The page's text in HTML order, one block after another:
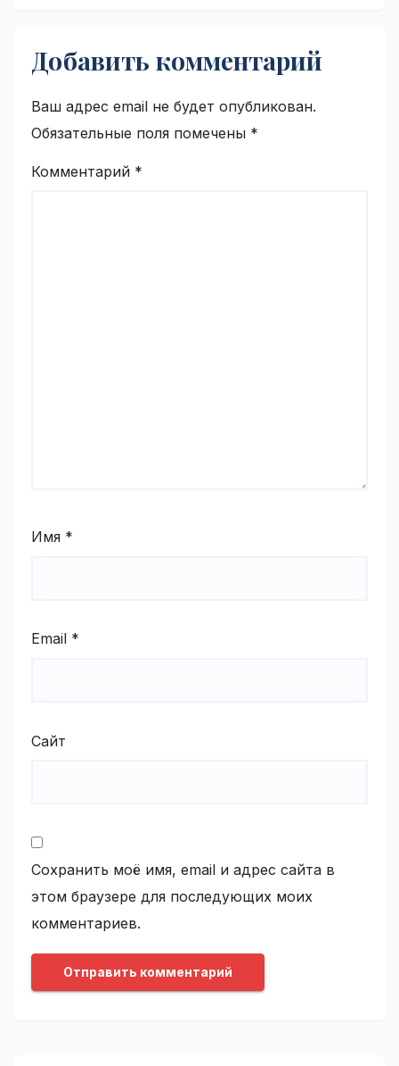
Добавить комментарий
Ваш адрес email не будет опубликован.
Обязательные поля помечены *
Комментарий *
Имя *
Email *
Сайт
Сохранить моё имя, email и адрес сайта в
этом браузере для последующих моих
комментариев.